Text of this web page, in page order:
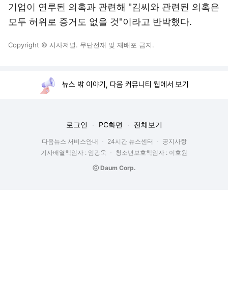
기업이 연루된 의혹과 관련해 "김씨와 관련된 의혹은
모두 허위로 증거도 없을 것"이라고 반박했다.
Copyright © 시사저널. 무단전재 및 재배포 금지.
뉴스 밖 이야기, 다음 커뮤니티 웹에서 보기
로그인 PC화면 전체보기
다음뉴스 서비스안내 24시간 뉴스센터
공지사항
기사배열책임자 : 임광욱
청소년보호책임자 : 이호원
ⓒ Daum Corp.